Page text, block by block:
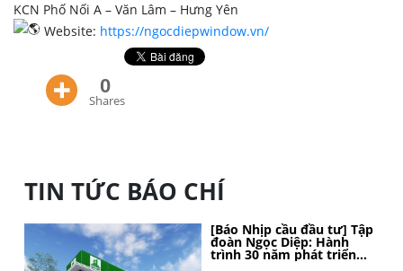
KCN Phố Nối A – Văn Lâm – Hưng Yên
Website: https://ngocdiepwindow.vn/
0
Shares
TIN TỨC BÁO CHÍ
[Báo Nhịp cầu đầu tư] Tập
đoàn Ngọc Diệp: Hành
trình 30 năm phát triển